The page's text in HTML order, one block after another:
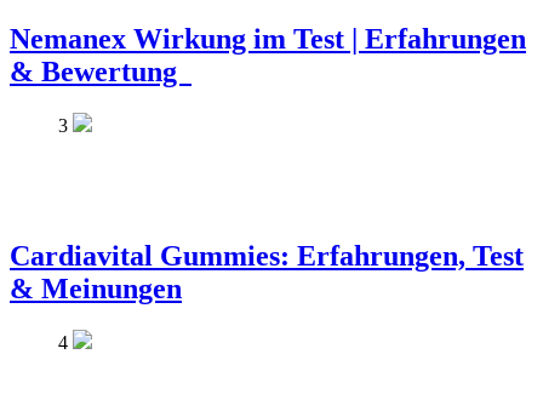
Nemanex Wirkung im Test | Erfahrungen
& Bewertung
3
Cardiavital Gummies: Erfahrungen, Test
& Meinungen
4